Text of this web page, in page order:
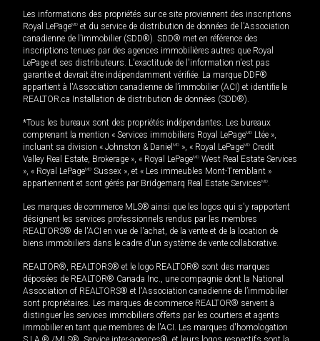
Les informations des propriétés sur ce site proviennent des inscriptions
Royal LePageMD et du service de distribution de données de l'Association
canadienne de l’immobilier (SDD®). SDD® met en référence des
inscriptions tenues par des agences immobilières autres que Royal
LePage et ses distributeurs. L'exactitude de l'information n'est pas
garantie et devrait être indépendamment vérifiée. La marque DDF®
appartient à l'Association canadienne de l’immobilier (ACI) et identifie le
REALTOR.ca Installation de distribution de données (SDD®).
*Tous les bureaux sont des propriétés indépendantes. Les bureaux
comprenant la mention « Services immobiliers Royal LePageMD Ltée »,
incluant sa division « Johnston & Daniel MD », « Royal LePageMD Credit
Valley Real Estate, Brokerage », « Royal LePageMD West Real Estate Services
», « Royal LePageMD Sussex », et « Les immeubles Mont-Tremblant »
appartiennent et sont gérés par Bridgemarq Real Estate ServicesMD.
Les marques de commerce MLS® ainsi que les logos qui s'y rapportent
désignent les services professionnels rendus par les membres
REALTORS® de l'ACI en vue de l'achat, de la vente et de la location de
biens immobiliers dans le cadre d'un système de vente collaborative.
REALTOR®, REALTORS® et le logo REALTOR® sont des marques
déposées de REALTOR® Canada Inc., une compagnie dont la National
Association of REALTORS® et l'Association canadienne de l’immobilier
sont propriétaires. Les marques de commerce REALTOR® servent à
distinguer les services immobiliers offerts par les courtiers et agents
immobilier en tant que membres de l'ACI. Les marques d'homologation